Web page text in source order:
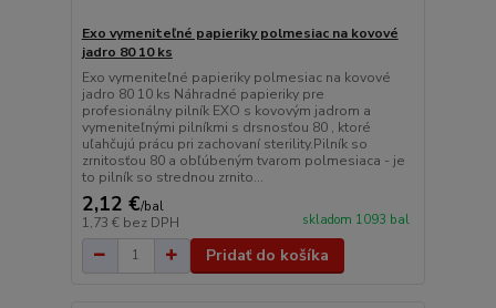
Exo vymeniteľné papieriky polmesiac na kovové
jadro 80 10 ks
Exo vymeniteľné papieriky polmesiac na kovové
jadro 80 10 ks Náhradné papieriky pre
profesionálny pilník EXO s kovovým jadrom a
vymeniteľnými pilníkmi s drsnosťou 80 , ktoré
uľahčujú prácu pri zachovaní sterility.Pilník so
zrnitosťou 80 a obľúbeným tvarom polmesiaca - je
to pilník so strednou zrnito...
2,12 €/bal
1,73 € bez DPH skladom 1093 bal
Pridať do košíka